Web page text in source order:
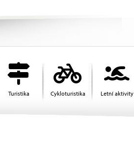
Turistika Cykloturistika Letní aktivity